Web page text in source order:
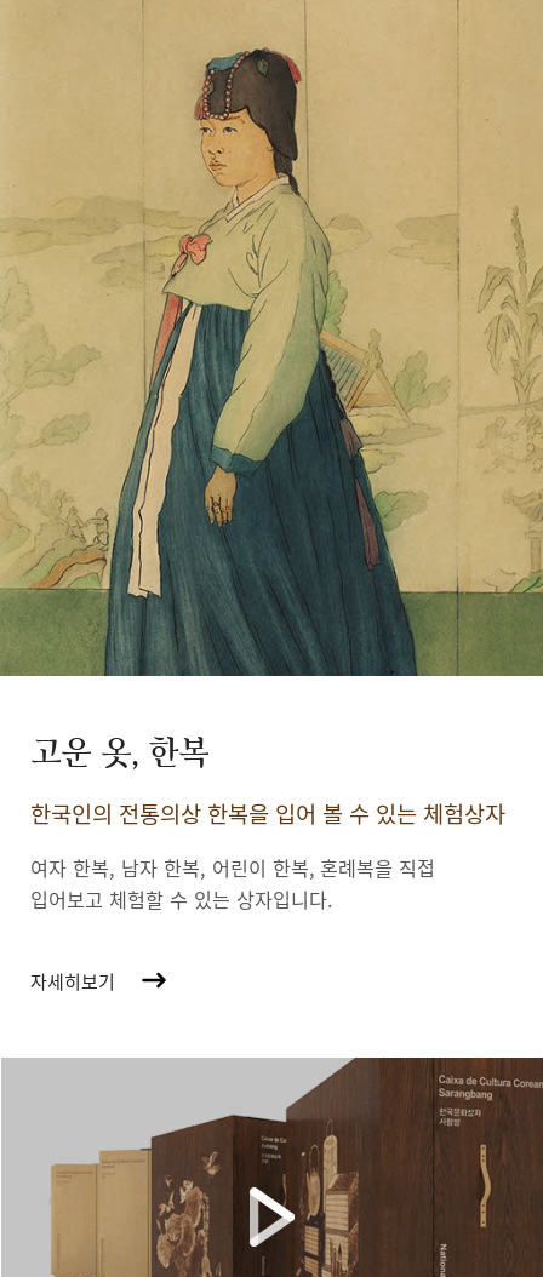
고운 옷, 한복
한국인의 전통의상 한복을 입어 볼 수 있는 체험상자
여자 한복, 남자 한복, 어린이 한복, 혼례복을 직접
입어보고 체험할 수 있는 상자입니다.
자세히보기